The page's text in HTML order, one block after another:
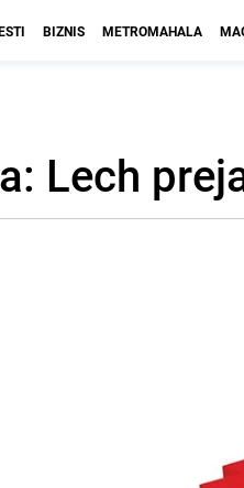
BIZNIS METROMAHALA
Lech